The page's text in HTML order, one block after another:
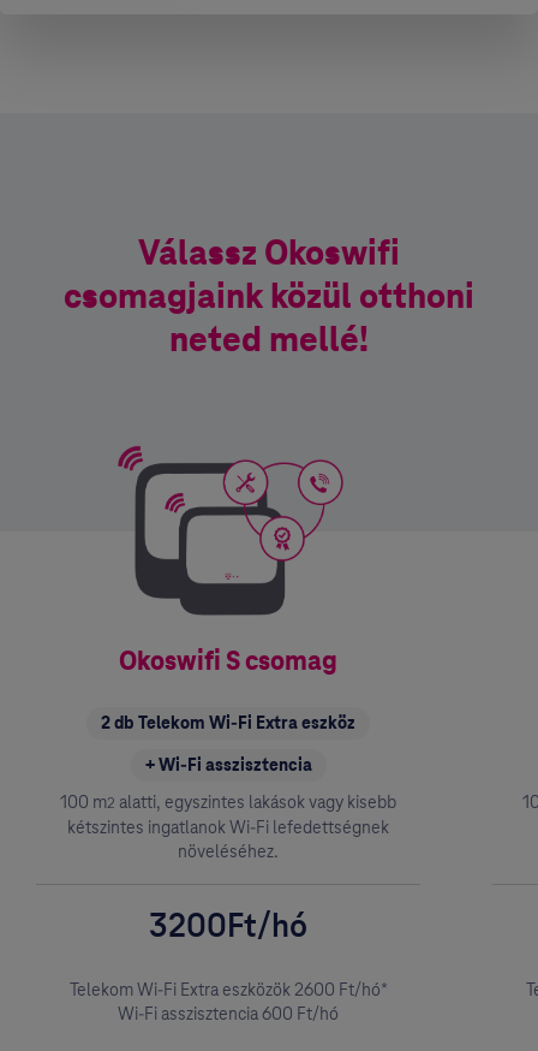
Válassz Okoswifi
csomagjaink közül otthoni
neted mellé!
Okoswifi S csomag
2 db Telekom Wi-Fi Extra eszköz
+ Wi-Fi asszisztencia
100 m2 alatti, egyszintes lakások vagy kisebb
kétszintes ingatlanok Wi-Fi lefedettségnek
növeléséhez.
3200Ft/hó
Telekom Wi-Fi Extra eszközök 2600 Ft/hó*
Wi-Fi asszisztencia 600 Ft/hó